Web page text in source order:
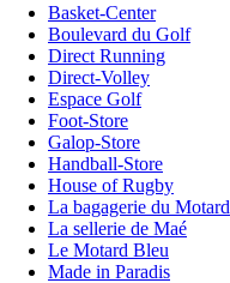
Basket-Center
Boulevard du Golf
Direct Running
Direct-Volley
Espace Golf
Foot-Store
Galop-Store
Handball-Store
House of Rugby
La bagagerie du Motard
La sellerie de Maé
Le Motard Bleu
Made in Paradis